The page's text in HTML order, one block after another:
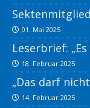
01. Mai 2025
Leserbrief:
18. Februar 2025
„Das darf
14. Februar 2025